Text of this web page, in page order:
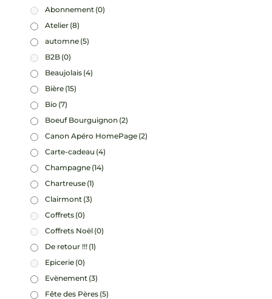
Abonnement (0)
Atelier (8)
automne (5)
B2B (0)
Beaujolais (4)
Bière (15)
Bio (7)
Boeuf Bourguignon (2)
Canon Apéro HomePage (2)
Carte-cadeau (4)
Champagne (14)
Chartreuse (1)
Clairmont (3)
Coffrets (0)
Coffrets Noël (0)
De retour !!! (1)
Epicerie (0)
Evènement (3)
Fête des Pères (5)